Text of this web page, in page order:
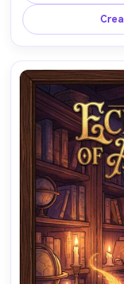
lente de 85mm,